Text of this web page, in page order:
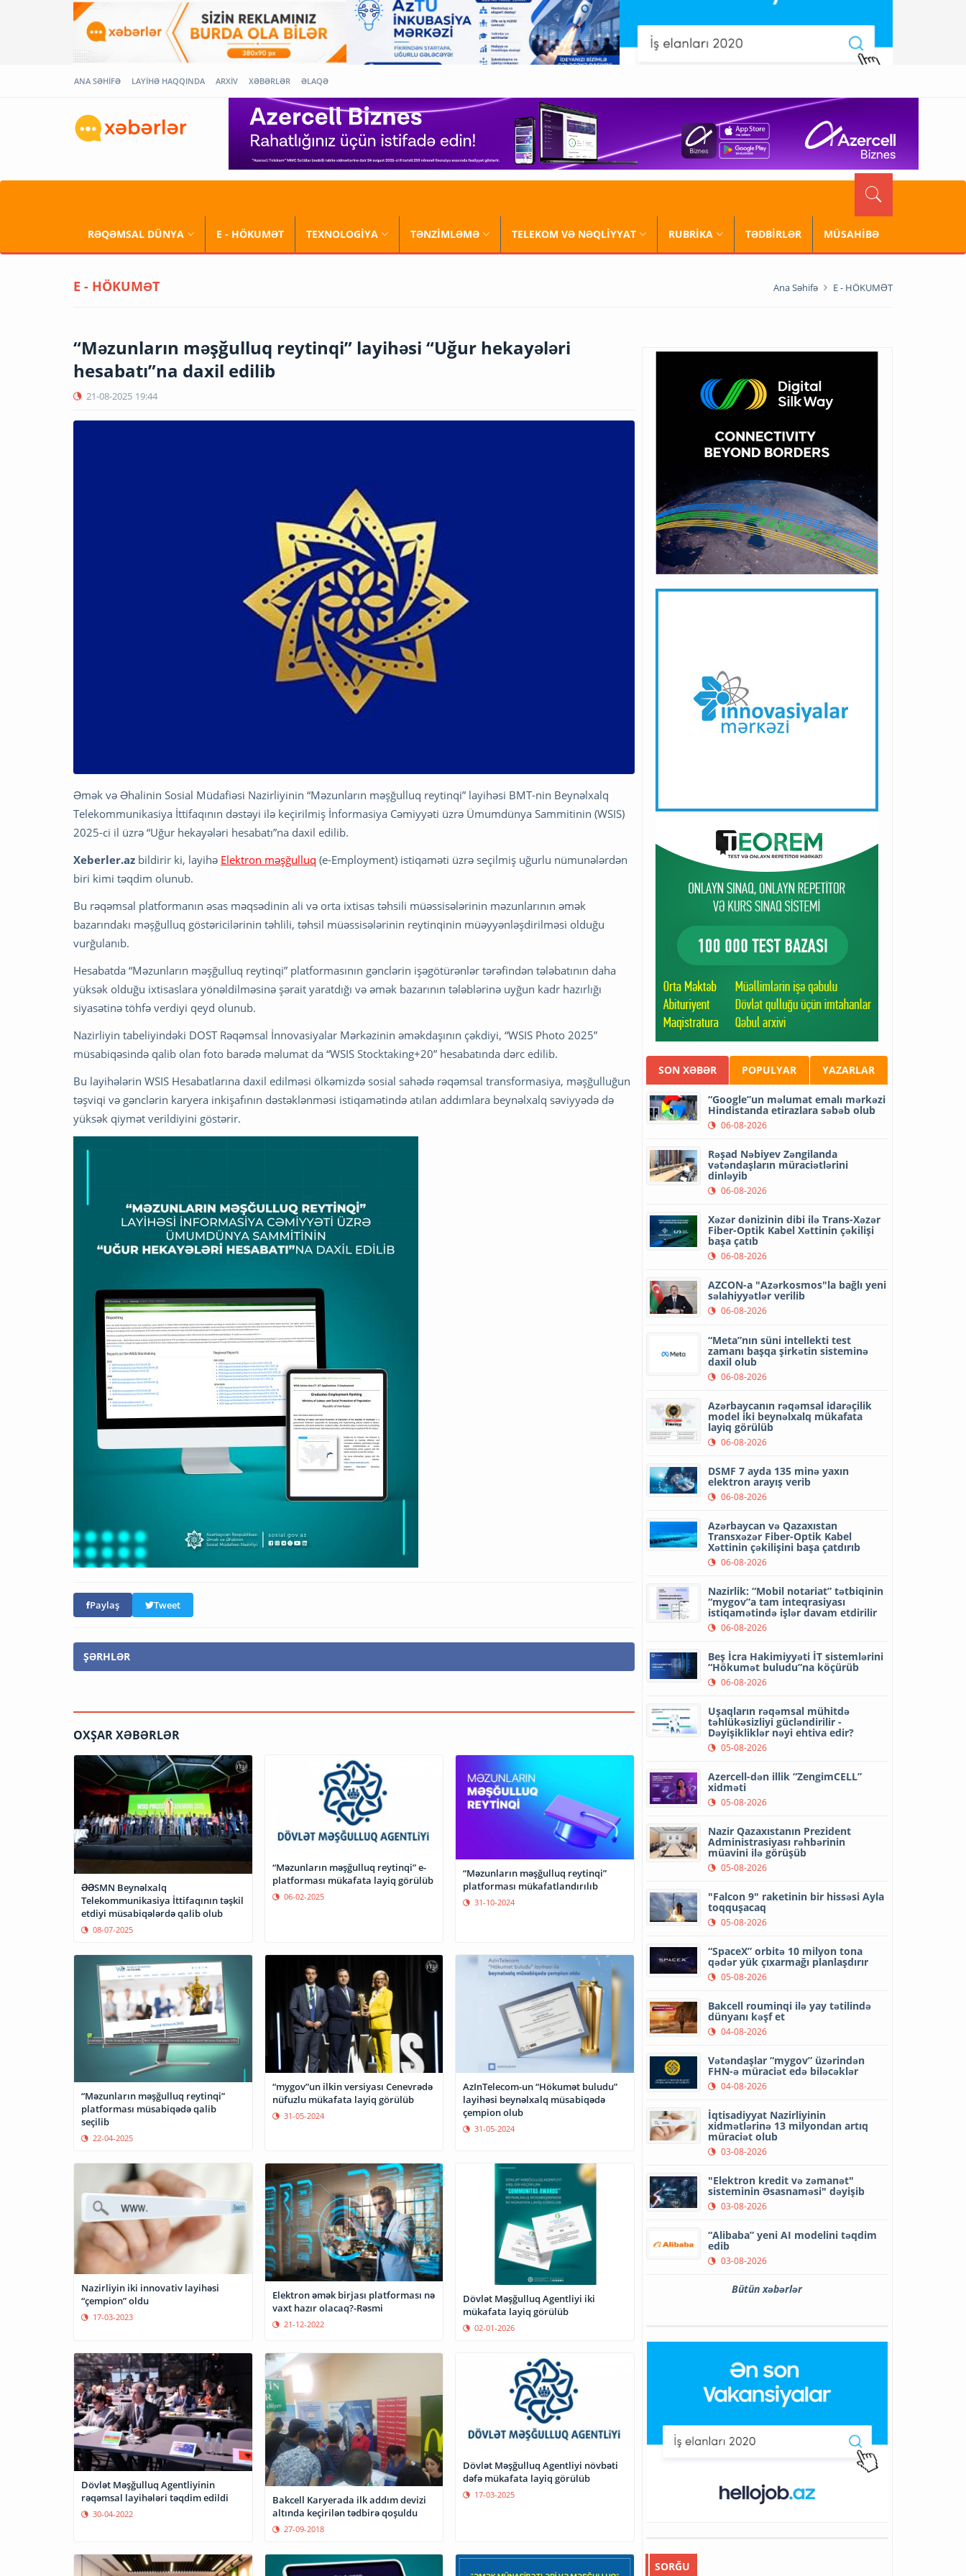
ANA SƏHİFƏ LAYİHƏ HAQQINDA ARXİV XƏBƏRLƏR ƏLAQƏ
RƏQƏMSAL DÜNYA E - HÖKUMƏT TEXNOLOGİYA TƏNZİMLƏMƏ TELEKOM VƏ NƏQLİYYAT RUBRİKA TƏDBİRLƏR MÜSAHİBƏ
E - HÖKUMƏT Ana Səhifə E - HÖKUMƏT
“Məzunların məşğulluq reytinqi” layihəsi “Uğur hekayələri
hesabatı”na daxil edilib
21-08-2025 19:44
Əmək və Əhalinin Sosial Müdafiəsi Nazirliyinin “Məzunların məşğulluq reytinqi” layihəsi BMT-nin Beynəlxalq
Telekommunikasiya İttifaqının dəstəyi ilə keçirilmiş İnformasiya Cəmiyyəti üzrə Ümumdünya Sammitinin (WSIS)
2025-ci il üzrə “Uğur hekayələri hesabatı”na daxil edilib.
Xeberler.az bildirir ki, layihə Elektron məşğulluq (e-Employment) istiqaməti üzrə seçilmiş uğurlu nümunələrdən
biri kimi təqdim olunub.
Bu rəqəmsal platformanın əsas məqsədinin ali və orta ixtisas təhsili müəssisələrinin məzunlarının əmək
bazarındakı məşğulluq göstəricilərinin təhlili, təhsil müəssisələrinin reytinqinin müəyyənləşdirilməsi olduğu
vurğulanıb.
Hesabatda “Məzunların məşğulluq reytinqi” platformasının gənclərin işəgötürənlər tərəfindən tələbatının daha
yüksək olduğu ixtisaslara yönəldilməsinə şərait yaratdığı və əmək bazarının tələblərinə uyğun kadr hazırlığı
siyasətinə töhfə verdiyi qeyd olunub.
Nazirliyin tabeliyindəki DOST Rəqəmsal İnnovasiyalar Mərkəzinin əməkdaşının çəkdiyi, “WSIS Photo 2025”
müsabiqəsində qalib olan foto barədə məlumat da “WSIS Stocktaking+20” hesabatında dərc edilib.
Bu layihələrin WSIS Hesabatlarına daxil edilməsi ölkəmizdə sosial sahədə rəqəmsal transformasiya, məşğulluğun
təşviqi və gənclərin karyera inkişafının dəstəklənməsi istiqamətində atılan addımlara beynəlxalq səviyyədə də
yüksək qiymət verildiyini göstərir.
Paylaş Tweet
ŞƏRHLƏR
OXŞAR XƏBƏRLƏR
ƏƏSMN Beynəlxalq
Telekommunikasiya İttifaqının təşkil
etdiyi müsabiqələrdə qalib olub
08-07-2025
“Məzunların məşğulluq reytinqi” e-
platforması mükafata layiq görülüb
06-02-2025
“Məzunların məşğulluq reytinqi”
platforması mükafatlandırılıb
31-10-2024
“Məzunların məşğulluq reytinqi”
platforması müsabiqədə qalib
seçilib
22-04-2025
“mygov”un ilkin versiyası Cenevrədə
nüfuzlu mükafata layiq görülüb
31-05-2024
AzInTelecom-un “Hökumət buludu”
layihəsi beynəlxalq müsabiqədə
çempion olub
31-05-2024
Nazirliyin iki innovativ layihəsi
“çempion” oldu
17-03-2023
Elektron əmək birjası platforması nə
vaxt hazır olacaq?-Rəsmi
21-12-2022
Dövlət Məşğulluq Agentliyi iki
mükafata layiq görülüb
02-01-2026
Dövlət Məşğulluq Agentliyinin
rəqəmsal layihələri təqdim edildi
30-04-2022
Bakcell Karyerada ilk addım devizi
altında keçirilən tədbirə qoşuldu
27-09-2018
Dövlət Məşğulluq Agentliyi növbəti
dəfə mükafata layiq görülüb
17-03-2025
SON XƏBƏR POPULYAR YAZARLAR
“Google”un məlumat emalı mərkəzi
Hindistanda etirazlara səbəb olub
06-08-2026
Rəşad Nəbiyev Zəngilanda
vətəndaşların müraciətlərini
dinləyib
06-08-2026
Xəzər dənizinin dibi ilə Trans-Xəzər
Fiber-Optik Kabel Xəttinin çəkilişi
başa çatıb
06-08-2026
AZCON-a "Azərkosmos"la bağlı yeni
səlahiyyətlər verilib
06-08-2026
“Meta”nın süni intellekti test
zamanı başqa şirkətin sisteminə
daxil olub
06-08-2026
Azərbaycanın rəqəmsal idarəçilik
model iki beynəlxalq mükafata
layiq görülüb
06-08-2026
DSMF 7 ayda 135 minə yaxın
elektron arayış verib
06-08-2026
Azərbaycan və Qazaxıstan
Transxəzər Fiber-Optik Kabel
Xəttinin çəkilişini başa çatdırıb
06-08-2026
Nazirlik: “Mobil notariat” tətbiqinin
“mygov”a tam inteqrasiyası
istiqamətində işlər davam etdirilir
06-08-2026
Beş İcra Hakimiyyəti İT sistemlərini
“Hökumət buludu”na köçürüb
06-08-2026
Uşaqların rəqəmsal mühitdə
təhlükəsizliyi gücləndirilir -
Dəyişikliklər nəyi ehtiva edir?
05-08-2026
Azercell-dən illik “ZengimCELL”
xidməti
05-08-2026
Nazir Qazaxıstanın Prezident
Administrasiyası rəhbərinin
müavini ilə görüşüb
05-08-2026
"Falcon 9" raketinin bir hissəsi Ayla
toqquşacaq
05-08-2026
“SpaceX” orbitə 10 milyon tona
qədər yük çıxarmağı planlaşdırır
05-08-2026
Bakcell rouminqi ilə yay tətilində
dünyanı kəşf et
04-08-2026
Vətəndaşlar “mygov” üzərindən
FHN-ə müraciət edə biləcəklər
04-08-2026
İqtisadiyyat Nazirliyinin
xidmətlərinə 13 milyondan artıq
müraciət olub
03-08-2026
"Elektron kredit və zəmanət"
sisteminin Əsasnaməsi" dəyişib
03-08-2026
“Alibaba” yeni AI modelini təqdim
edib
03-08-2026
Bütün xəbərlər
SORĞU